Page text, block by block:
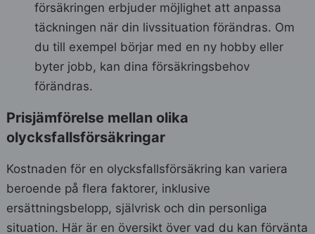
försäkringen erbjuder möjlighet att anpassa
täckningen när din livssituation förändras. Om
du till exempel börjar med en ny hobby eller
byter jobb, kan dina försäkringsbehov
förändras.
Prisjämförelse mellan olika
olycksfallsförsäkringar
Kostnaden för en olycksfallsförsäkring kan variera
beroende på flera faktorer, inklusive
ersättningsbelopp, självrisk och din personliga
situation. Här är en översikt över vad du kan förvänta